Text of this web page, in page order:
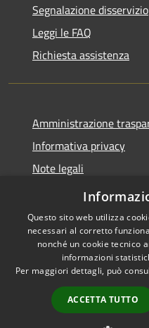
Segnalazione disservizio
Leggi le FAQ
Richiesta assistenza
Amministrazione
Informativa privacy
Note legali
Dichiarazione di
Accessibilità
Questo sito web utilizza
necessari al corretto
nonché un cookie tecnico
informazioni
Per maggiori dettagli, può
ACCETTA TUTTO